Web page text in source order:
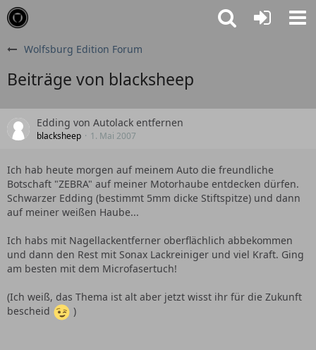
Wolfsburg Edition Forum
Beiträge von blacksheep
Edding von Autolack entfernen
blacksheep 1. Mai 2007
Ich hab heute morgen auf meinem Auto die freundliche
Botschaft "ZEBRA" auf meiner Motorhaube entdecken dürfen.
Schwarzer Edding (bestimmt 5mm dicke Stiftspitze) und dann
auf meiner weißen Haube...
Ich habs mit Nagellackentferner oberflächlich abbekommen
und dann den Rest mit Sonax Lackreiniger und viel Kraft. Ging
am besten mit dem Microfasertuch!
(Ich weiß, das Thema ist alt aber jetzt wisst ihr für die Zukunft
bescheid
)